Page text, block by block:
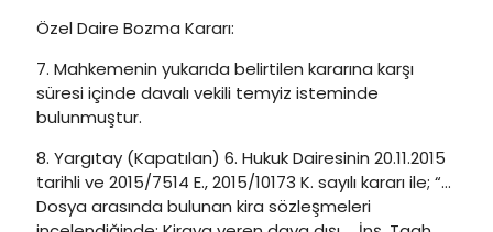
Özel Daire Bozma Kararı:
7. Mahkemenin yukarıda belirtilen kararına karşı
süresi içinde davalı vekili temyiz isteminde
bulunmuştur.
8. Yargıtay (Kapatılan) 6. Hukuk Dairesinin 20.11.2015
tarihli ve 2015/7514 E., 2015/10173 K. sayılı kararı ile; “…
Dosya arasında bulunan kira sözleşmeleri